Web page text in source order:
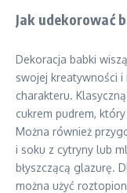
Jak udekorować
Dekoracja babki
swojej kreatywności
charakteru.
cukrem pudrem,
Można również
i soku z cytryny lub
błyszczącą glazurę.
można użyć